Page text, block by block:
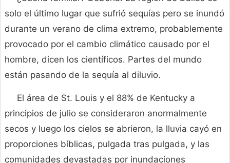
solo el último lugar que sufrió sequías pero se inundó
durante un verano de clima extremo, probablemente
provocado por el cambio climático causado por el
hombre, dicen los científicos. Partes del mundo
están pasando de la sequía al diluvio.
El área de St. Louis y el 88% de Kentucky a
principios de julio se consideraron anormalmente
secos y luego los cielos se abrieron, la lluvia cayó en
proporciones bíblicas, pulgada tras pulgada, y las
comunidades devastadas por inundaciones